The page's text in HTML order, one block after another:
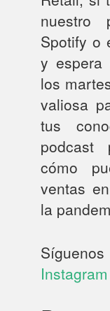
nuestro
Spotify o
y espera
los
valiosa
tus
cómo
ventas
la